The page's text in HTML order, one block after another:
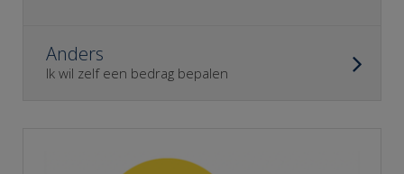
Anders
Ik wil zelf een bedrag bepalen